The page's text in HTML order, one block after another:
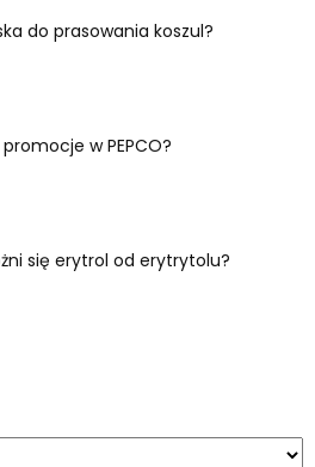
do prasowania koszul?
w PEPCO?
się erytrol od erytrytolu?